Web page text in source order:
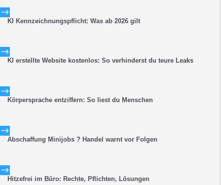
$
KI Kennzeichnungspflicht: Was ab 2026 gilt
$
KI erstellte Website kostenlos: So verhinderst du teure Leaks
$
Körpersprache entziffern: So liest du Menschen
$
Abschaffung Minijobs ? Handel warnt vor Folgen
$
Hitzefrei im Büro: Rechte, Pflichten, Lösungen